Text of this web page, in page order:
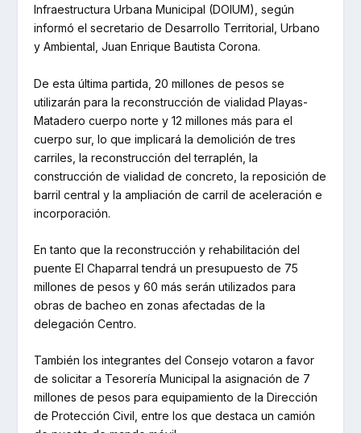
Infraestructura Urbana Municipal (DOIUM), según
informó el secretario de Desarrollo Territorial, Urbano
y Ambiental, Juan Enrique Bautista Corona.
De esta última partida, 20 millones de pesos se
utilizarán para la reconstrucción de vialidad Playas-
Matadero cuerpo norte y 12 millones más para el
cuerpo sur, lo que implicará la demolición de tres
carriles, la reconstrucción del terraplén, la
construcción de vialidad de concreto, la reposición de
barril central y la ampliación de carril de aceleración e
incorporación.
En tanto que la reconstrucción y rehabilitación del
puente El Chaparral tendrá un presupuesto de 75
millones de pesos y 60 más serán utilizados para
obras de bacheo en zonas afectadas de la
delegación Centro.
También los integrantes del Consejo votaron a favor
de solicitar a Tesorería Municipal la asignación de 7
millones de pesos para equipamiento de la Dirección
de Protección Civil, entre los que destaca un camión